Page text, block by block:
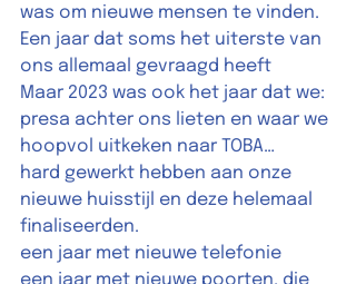
was om nieuwe mensen te vinden.
Een jaar dat soms het uiterste van
ons allemaal gevraagd heeft
Maar 2023 was ook het jaar dat we:
presa achter ons lieten en waar we
hoopvol uitkeken naar TOBA…
hard gewerkt hebben aan onze
nieuwe huisstijl en deze helemaal
finaliseerden.
een jaar met nieuwe telefonie
een jaar met nieuwe poorten, die